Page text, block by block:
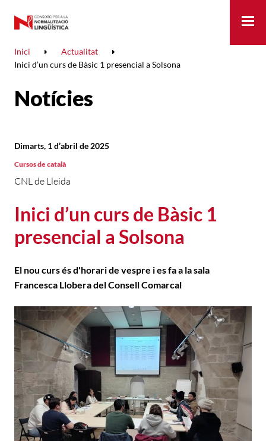
Inici
Actualitat
Inici d’un curs de Bàsic 1 presencial a Solsona
Notícies
Inici d’un curs de Bàsic 1
presencial a Solsona
CNL de Lleida
Dimarts, 1 d’abril de 2025
Cursos de català
El nou curs és d'horari de vespre i es fa a la sala
Francesca Llobera del Consell Comarcal